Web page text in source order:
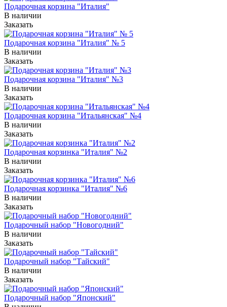
Подарочная корзина "Италия"
В наличии
Заказать
Подарочная корзина "Италия" № 5
В наличии
Заказать
Подарочная корзина "Италия" №3
В наличии
Заказать
Подарочная корзина "Итальянская" №4
В наличии
Заказать
Подарочная корзинка "Италия" №2
В наличии
Заказать
Подарочная корзинка "Италия" №6
В наличии
Заказать
Подарочный набор "Новогодний"
В наличии
Заказать
Подарочный набор "Тайский"
В наличии
Заказать
Подарочный набор "Японский"